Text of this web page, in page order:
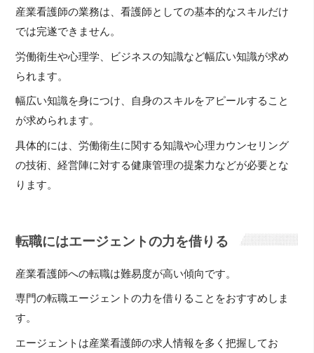
産業看護師の業務は、看護師としての基本的なスキルだけ
では完遂できません。
労働衛生や心理学、ビジネスの知識など幅広い知識が求め
られます。
幅広い知識を身につけ、自身のスキルをアピールすること
が求められます。
具体的には、労働衛生に関する知識や心理カウンセリング
の技術、経営陣に対する健康管理の提案力などが必要とな
ります。
転職にはエージェントの力を借りる
産業看護師への転職は難易度が高い傾向です。
専門の転職エージェントの力を借りることをおすすめしま
す。
エージェントは産業看護師の求人情報を多く把握してお